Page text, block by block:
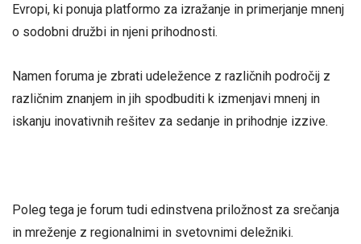
Evropi, ki ponuja platformo za izražanje in primerjanje mnenj
o sodobni družbi in njeni prihodnosti.
Namen foruma je zbrati udeležence z različnih področij z
različnim znanjem in jih spodbuditi k izmenjavi mnenj in
iskanju inovativnih rešitev za sedanje in prihodnje izzive.
Poleg tega je forum tudi edinstvena priložnost za srečanja
in mreženje z regionalnimi in svetovnimi deležniki.